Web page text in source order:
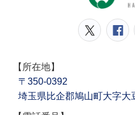
鳩
【所在地】
〒350-0392
埼玉県比企郡鳩山町大字大